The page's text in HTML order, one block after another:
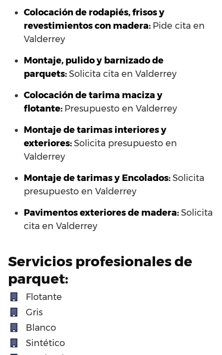
Colocación de rodapiés, frisos y
revestimientos con madera: Pide cita en
Valderrey
Montaje, pulido y barnizado de
parquets:Solicita cita en Valderrey
Colocación de tarima maciza y
flotante: Presupuesto en Valderrey
Montaje de tarimas interiores y
exteriores:Solicita presupuesto en
Valderrey
Montaje de tarimas y Encolados:Solicita
presupuesto en Valderrey
Pavimentos exteriores de madera:Solicita
cita en Valderrey
Servicios profesionales de
parquet:
Flotante
Gris
Blanco
Sintético